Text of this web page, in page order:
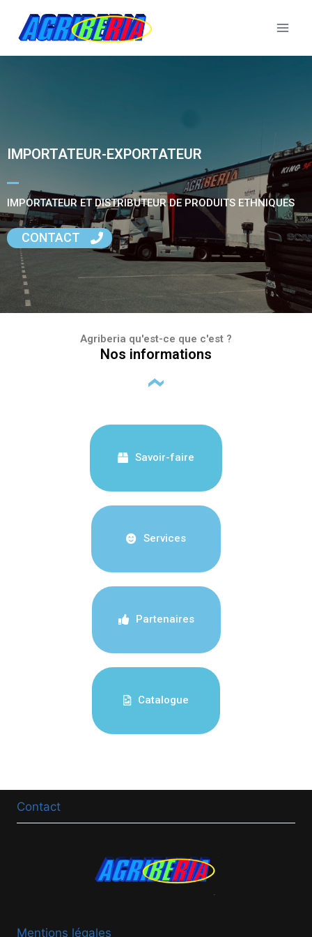
IMPORTATEUR-EXPORTATEUR
IMPORTATEUR ET DISTRIBUTEUR DE PRODUITS ETHNIQUES
CONTACT
Agriberia qu'est-ce que c'est ?
Nos informations
Savoir-faire
Services
Partenaires
Catalogue
Contact
Mentions légales